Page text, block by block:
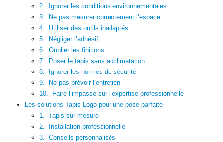
2. Ignorer les conditions environnementales
3. Ne pas mesurer correctement l’espace
4. Utiliser des outils inadaptés
5. Négliger l’adhésif
6. Oublier les finitions
7. Poser le tapis sans acclimatation
8. Ignorer les normes de sécurité
9. Ne pas prévoir l’entretien
10. Faire l’impasse sur l’expertise professionnelle
Les solutions Tapis-Logo pour une pose parfaite
1. Tapis sur mesure
2. Installation professionnelle
3. Conseils personnalisés